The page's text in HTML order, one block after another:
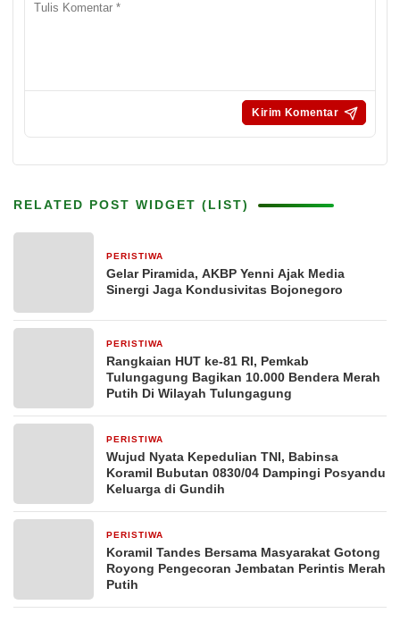
RELATED POST WIDGET (LIST)
PERISTIWA
Gelar Piramida, AKBP Yenni Ajak Media
Sinergi Jaga Kondusivitas Bojonegoro
PERISTIWA
Rangkaian HUT ke-81 RI, Pemkab
Tulungagung Bagikan 10.000 Bendera Merah
Putih Di Wilayah Tulungagung
PERISTIWA
Wujud Nyata Kepedulian TNI, Babinsa
Koramil Bubutan 0830/04 Dampingi Posyandu
Keluarga di Gundih
PERISTIWA
Koramil Tandes Bersama Masyarakat Gotong
Royong Pengecoran Jembatan Perintis Merah
Putih